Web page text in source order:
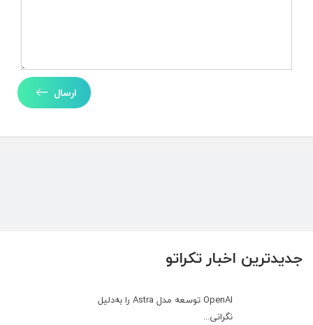
جدیدترین اخبار تکراتو
OpenAI توسعه مدل Astra را به‌دلیل
نگرانی...
ارسال